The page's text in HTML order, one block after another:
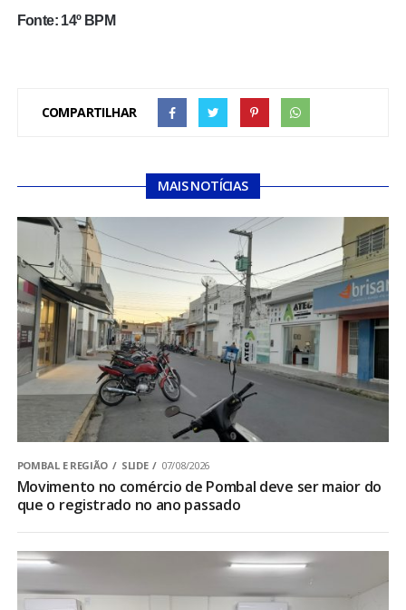
Fonte: 14º BPM
COMPARTILHAR
MAIS NOTÍCIAS
POMBAL E REGIÃO SLIDE 07/08/2026
Movimento no comércio de Pombal deve ser maior do
que o registrado no ano passado